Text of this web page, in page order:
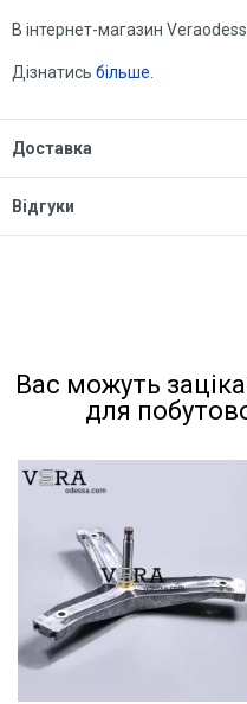
В інтернет-магазин
Дізнатись більше.
Доставка
Відгуки
Вас можуть
для